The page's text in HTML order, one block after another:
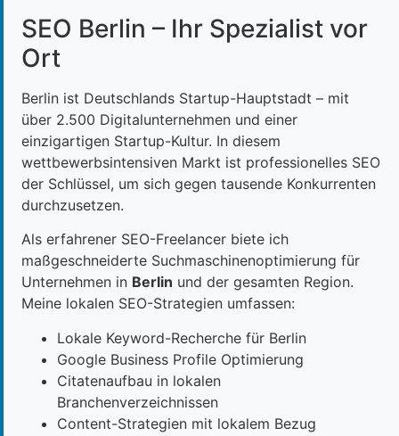
SEO Berlin – Ihr Spezialist vor
Ort
Berlin ist Deutschlands Startup-Hauptstadt – mit
über 2.500 Digitalunternehmen und einer
einzigartigen Startup-Kultur. In diesem
wettbewerbsintensiven Markt ist professionelles SEO
der Schlüssel, um sich gegen tausende Konkurrenten
durchzusetzen.
Als erfahrener SEO-Freelancer biete ich
maßgeschneiderte Suchmaschinenoptimierung für
Unternehmen in Berlin und der gesamten Region.
Meine lokalen SEO-Strategien umfassen:
Lokale Keyword-Recherche für Berlin
Google Business Profile Optimierung
Citatenaufbau in lokalen
Branchenverzeichnissen
Content-Strategien mit lokalem Bezug